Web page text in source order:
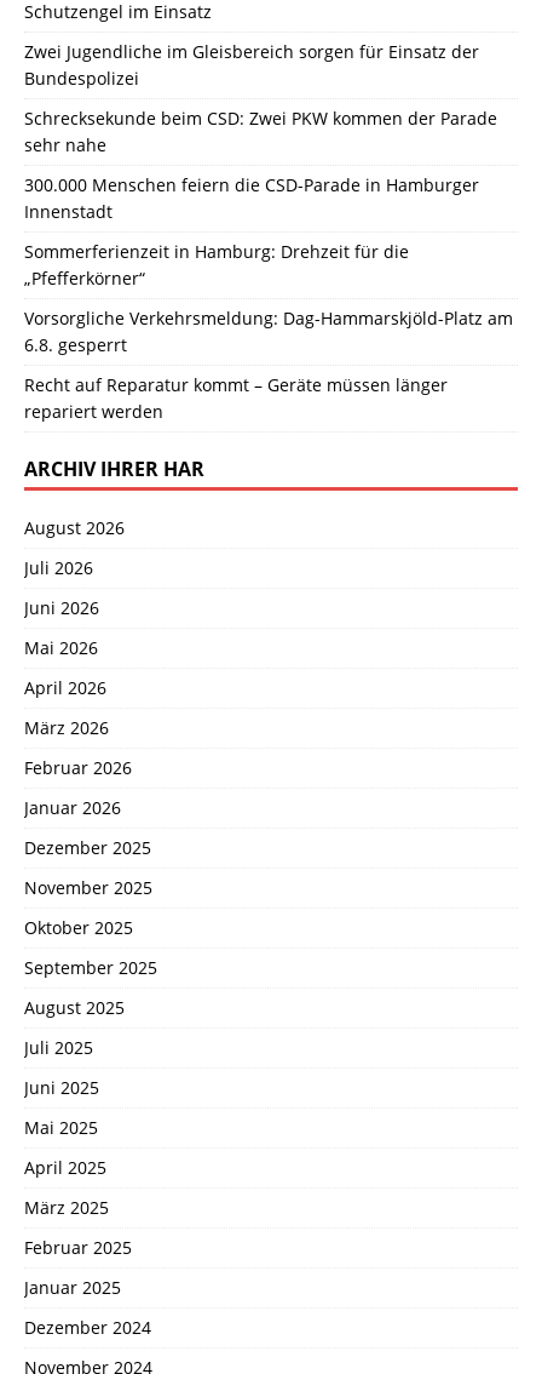
Schutzengel im Einsatz
Zwei Jugendliche im Gleisbereich sorgen für Einsatz der
Bundespolizei
Schrecksekunde beim CSD: Zwei PKW kommen der Parade
sehr nahe
300.000 Menschen feiern die CSD-Parade in Hamburger
Innenstadt
Sommerferienzeit in Hamburg: Drehzeit für die
„Pfefferkörner“
Vorsorgliche Verkehrsmeldung: Dag-Hammarskjöld-Platz am
6.8. gesperrt
Recht auf Reparatur kommt – Geräte müssen länger
repariert werden
ARCHIV IHRER HAR
August 2026
Juli 2026
Juni 2026
Mai 2026
April 2026
März 2026
Februar 2026
Januar 2026
Dezember 2025
November 2025
Oktober 2025
September 2025
August 2025
Juli 2025
Juni 2025
Mai 2025
April 2025
März 2025
Februar 2025
Januar 2025
Dezember 2024
November 2024